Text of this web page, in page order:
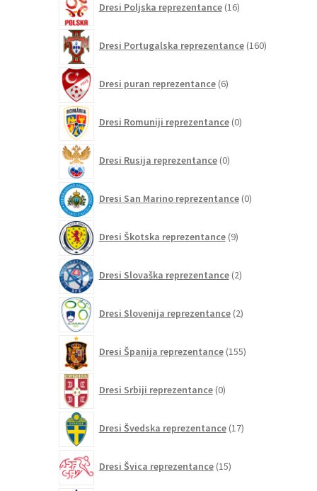
Dresi Poljska reprezentance 16izdelkov
Dresi Portugalska reprezentance 160izdelkov
Dresi puran reprezentance 6izdelkov
Dresi Romuniji reprezentance 0izdelkov
Dresi Rusija reprezentance 0izdelkov
Dresi San Marino reprezentance 0izdelkov
Dresi Škotska reprezentance 9izdelkov
Dresi Slovaška reprezentance 2izdelka
Dresi Slovenija reprezentance 2izdelka
Dresi Španija reprezentance 155izdelkov
Dresi Srbiji reprezentance 0izdelkov
Dresi Švedska reprezentance 17izdelkov
Dresi Švica reprezentance 15izdelkov